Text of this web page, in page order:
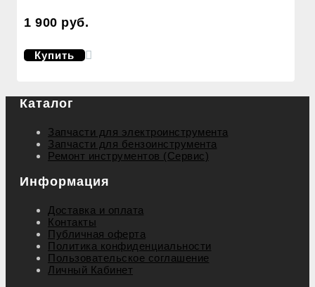
1 900 руб.
Купить
Каталог
Запчасти для электроинструмента
Запчасти для бензоинструмента
Ремонт инструментов (Сервис)
Информация
Доставка и оплата
Контакты
Публичная оферта
Политика конфиденциальности
Пользовательское соглашение
Личный Кабинет